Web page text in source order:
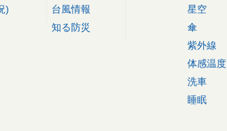
)
台風情報
知る防災
星空
傘
紫外線
体感温度
洗車
睡眠